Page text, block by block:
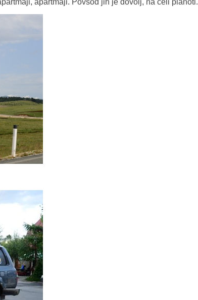
apartmaji. Povsod jih je dovolj, na celi planoti.